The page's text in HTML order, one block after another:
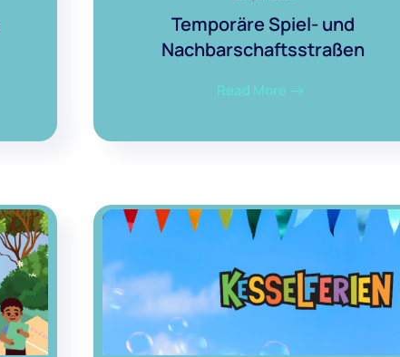
Temporäre Spiel- und
Nachbarschaftsstraßen
Read More